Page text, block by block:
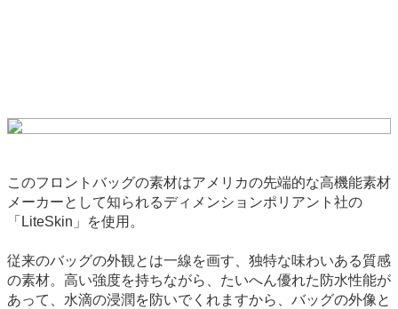
このフロントバッグの素材はアメリカの先端的な高機能素材
メーカーとして知られるディメンションポリアント社の
「LiteSkin」を使用。
従来のバッグの外観とは一線を画す、独特な味わいある質感
の素材。高い強度を持ちながら、たいへん優れた防水性能が
あって、水滴の浸潤を防いでくれますから、バッグの外像と